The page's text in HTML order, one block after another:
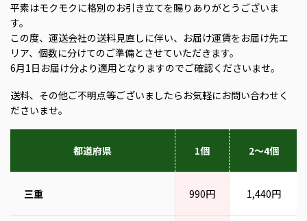
平素はモクモクに格別のお引き立てを賜りありがとうございま
す。
この度、運送会社の送料見直しに伴い、お届け運賃をお届け先エ
リア、個数に分けてのご準備とさせていただきます。
6月1日お届け分より適用となりますのでご確認くださいませ。
送料、その他ご不明点等ございましたらお気軽にお問い合わせく
ださいませ。
都道府県 1個 2～4個
三重 990円 1,440円